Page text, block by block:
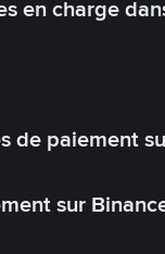
en charge
de paiement
sur